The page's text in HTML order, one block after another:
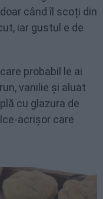
când îl scoți din
iar gustul e de
probabil le ai
vanilie și aluat
cu glazura de
acrișor care